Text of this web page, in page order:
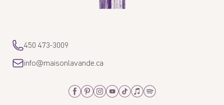
Mille mercis pour ces bons mots ! 🫶
450 473-3009
info@maisonlavande.ca
Facebook
PinterestInstagram
Youtube
TiktokApple_Music
Spotify